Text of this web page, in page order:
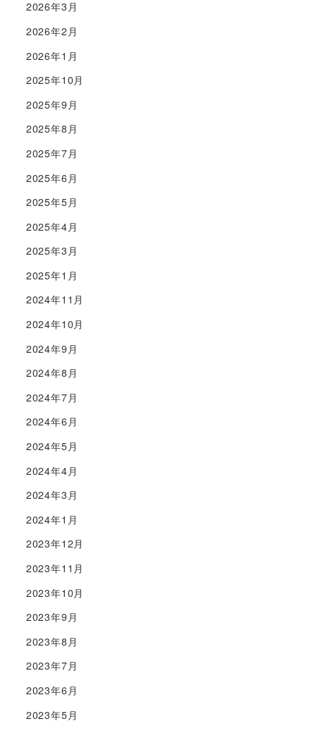
2026年3月
2026年2月
2026年1月
2025年10月
2025年9月
2025年8月
2025年7月
2025年6月
2025年5月
2025年4月
2025年3月
2025年1月
2024年11月
2024年10月
2024年9月
2024年8月
2024年7月
2024年6月
2024年5月
2024年4月
2024年3月
2024年1月
2023年12月
2023年11月
2023年10月
2023年9月
2023年8月
2023年7月
2023年6月
2023年5月